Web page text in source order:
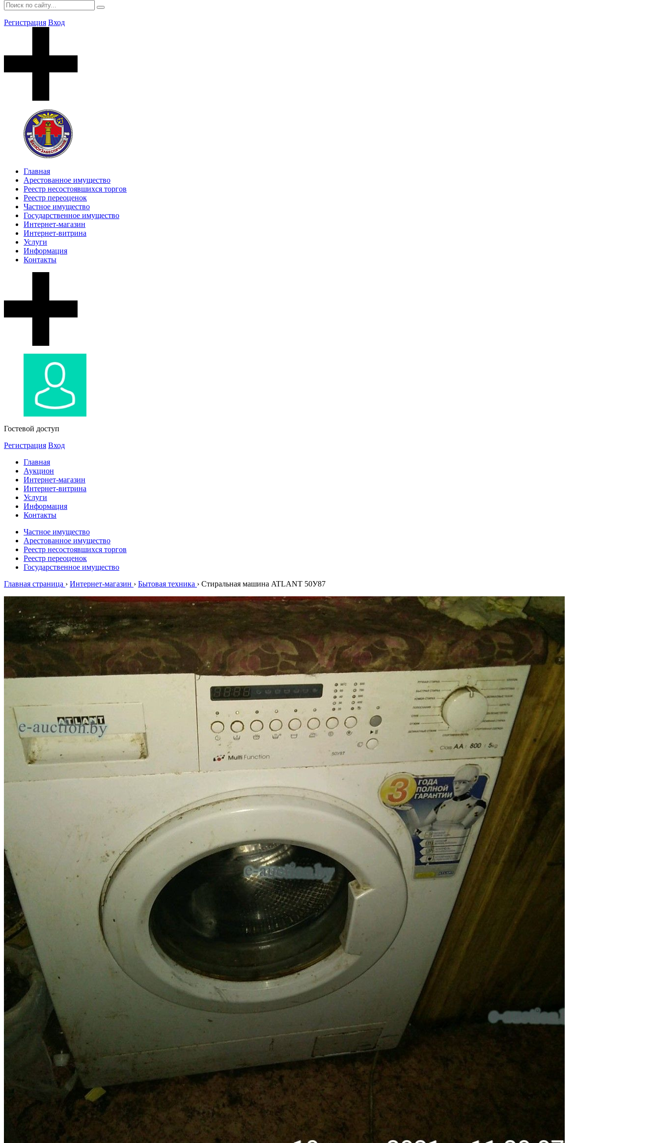
Регистрация Вход
Главная
Арестованное имущество
Реестр несостоявшихся торгов
Реестр переоценок
Частное имущество
Государственное имущество
Интернет-магазин
Интернет-витрина
Услуги
Информация
Контакты
Гостевой доступ
Регистрация Вход
Главная
Аукцион
Интернет-магазин
Интернет-витрина
Услуги
Информация
Контакты
Частное имущество
Арестованное имущество
Реестр несостоявшихся торгов
Реестр переоценок
Государственное имущество
Главная страница › Интернет-магазин › Бытовая техника › Стиральная машина ATLANT 50У87